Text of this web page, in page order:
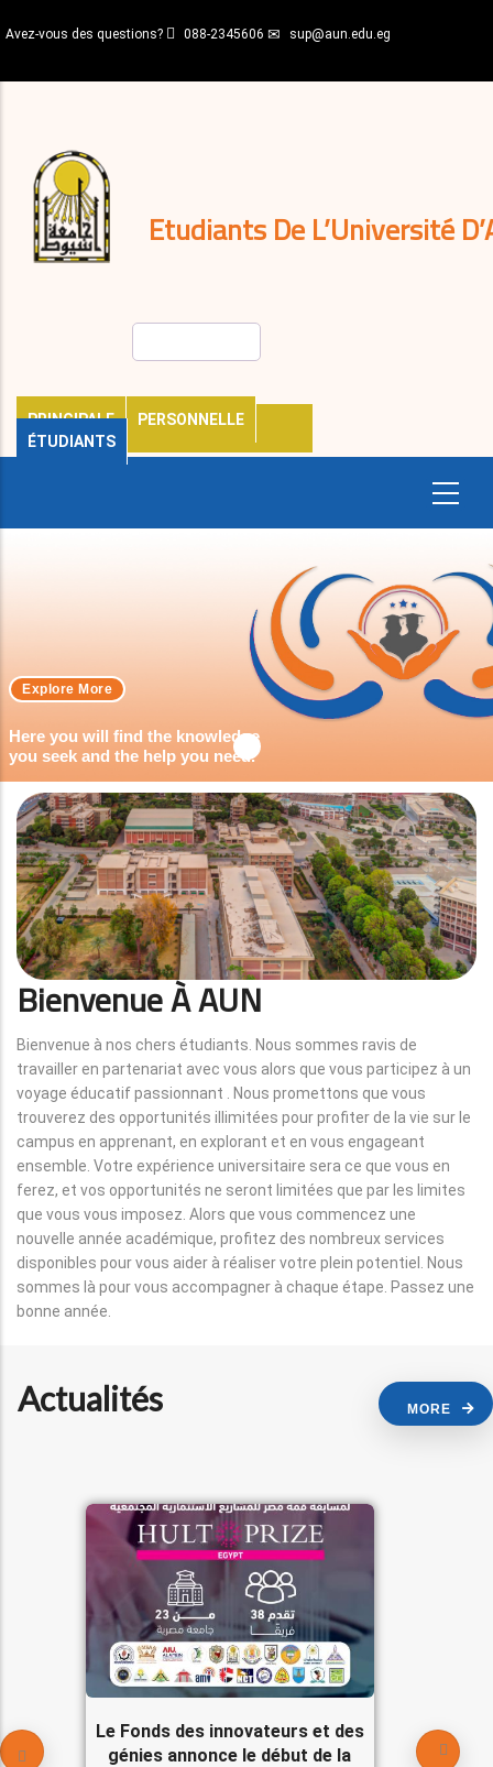
au
principal
Avez-vous des questions? 088-2345606 sup@aun.edu.eg
Etudiants De L’Université
PRINCIPALE
PERSONNELLE
ÉTUDIANTS
décisions
Expatriés
Journal
Here you will find the knowledge
you seek and the help you need.
Explore More
Bienvenue À AUN
Bienvenue à nos chers étudiants. Nous sommes ravis de
travailler en partenariat avec vous alors que vous participez à un
voyage éducatif passionnant . Nous promettons que vous
trouverez des opportunités illimitées pour profiter de la vie sur le
campus en apprenant, en explorant et en vous engageant
ensemble. Votre expérience universitaire sera ce que vous en
ferez, et vos opportunités ne seront limitées que par les limites
que vous vous imposez. Alors que vous commencez une
nouvelle année académique, profitez des nombreux services
disponibles pour vous aider à réaliser votre plein potentiel. Nous
sommes là pour vous accompagner à chaque étape. Passez une
bonne année.
Actualités MORE
Le Fonds des innovateurs et des
génies annonce le début de la